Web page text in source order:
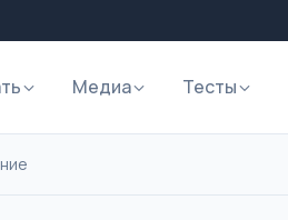
Медиа Тесты